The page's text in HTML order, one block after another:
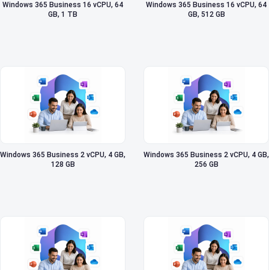
Windows 365 Business 16 vCPU, 64
GB, 1 TB
Windows 365 Business 16 vCPU, 64
GB, 512 GB
Windows 365 Business 2 vCPU, 4 GB,
128 GB
Windows 365 Business 2 vCPU, 4 GB,
256 GB